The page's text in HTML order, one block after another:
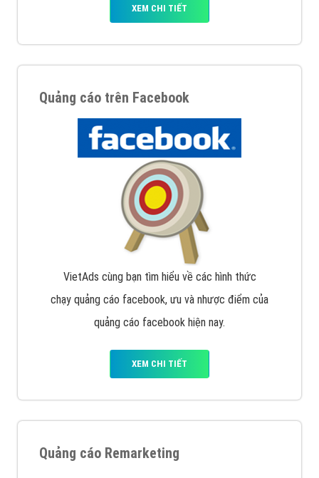
Google Ads là hình thức quảng cáo của Google được
tài trợ có chữ Ad gồm 4 ví trí trên cùng và 3 vị trí
dưới cùng
XEM CHI TIẾT